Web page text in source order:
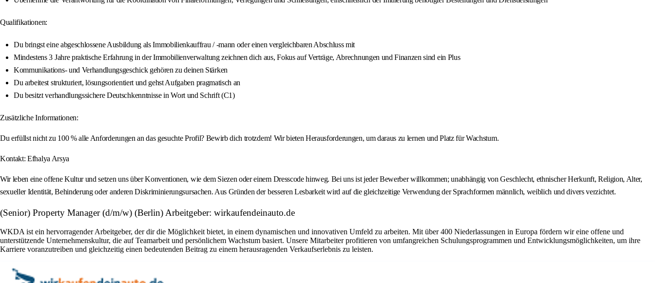
Qualifikationen:
Du bringst eine abgeschlossene Ausbildung als Immobilienkauffrau / -mann oder einen vergleichbaren Abschluss mit
Mindestens 3 Jahre praktische Erfahrung in der Immobilienverwaltung zeichnen dich aus, Fokus auf Verträge, Abrechnungen und Finanzen sind ein Plus
Kommunikations- und Verhandlungsgeschick gehören zu deinen Stärken
Du arbeitest strukturiert, lösungsorientiert und gehst Aufgaben pragmatisch an
Du besitzt verhandlungssichere Deutschkenntnisse in Wort und Schrift (C1)
Zusätzliche Informationen:
Du erfüllst nicht zu 100 % alle Anforderungen an das gesuchte Profil? Bewirb dich trotzdem! Wir bieten Herausforderungen, um daraus zu lernen und Platz für Wachstum.
Kontakt: Efhalya Arsya
Wir leben eine offene Kultur und setzen uns über Konventionen, wie dem Siezen oder einem Dresscode hinweg. Bei uns ist jeder Bewerber willkommen; unabhängig von Geschlecht, ethnischer Herkunft, Religion, Alter,
sexueller Identität, Behinderung oder anderen Diskriminierungsursachen. Aus Gründen der besseren Lesbarkeit wird auf die gleichzeitige Verwendung der Sprachformen männlich, weiblich und divers verzichtet.
(Senior) Property Manager (d/m/w) (Berlin) Arbeitgeber: wirkaufendeinauto.de
WKDA ist ein hervorragender Arbeitgeber, der dir die Möglichkeit bietet, in einem dynamischen und innovativen Umfeld zu arbeiten. Mit über 400 Niederlassungen in Europa fördern wir eine offene und
unterstützende Unternehmenskultur, die auf Teamarbeit und persönlichem Wachstum basiert. Unsere Mitarbeiter profitieren von umfangreichen Schulungsprogrammen und Entwicklungsmöglichkeiten, um ihre
Karriere voranzutreiben und gleichzeitig einen bedeutenden Beitrag zu einem herausragenden Verkaufserlebnis zu leisten.